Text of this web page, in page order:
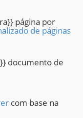
página por
de páginas
documento de
com base na